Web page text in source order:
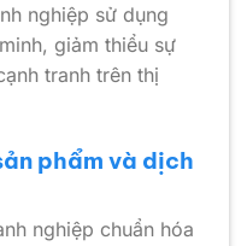
nghiệp sử dụng
giảm thiểu sự
tranh trên thị
phẩm và dịch
nghiệp chuẩn hóa